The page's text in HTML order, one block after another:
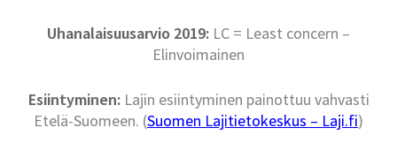
Uhanalaisuusarvio 2019: LC = Least concern –
Elinvoimainen
Esiintyminen:Lajin esiintyminen painottuu vahvasti
Etelä-Suomeen. (Suomen Lajitietokeskus – Laji.fi)